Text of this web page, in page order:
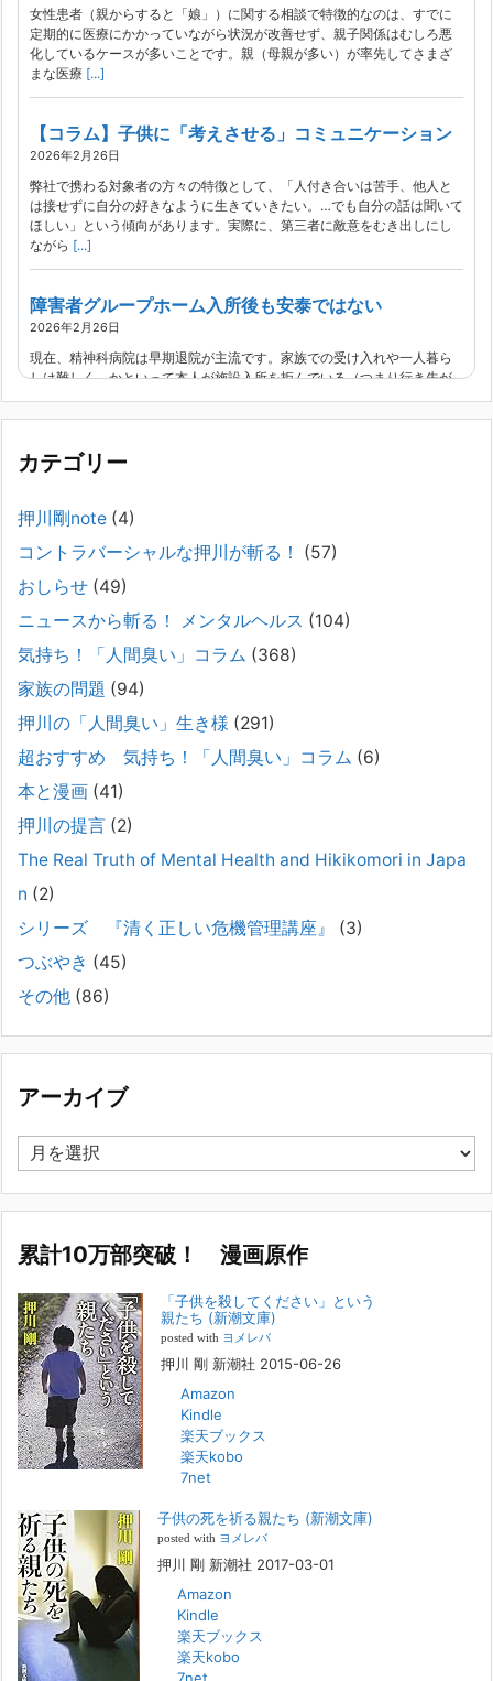
女性患者（親からすると「娘」）に関する相談で特徴的なのは、すでに
定期的に医療にかかっていながら状況が改善せず、親子関係はむしろ悪
化しているケースが多いことです。親（母親が多い）が率先してさまざ
まな医療 [...]
【コラム】子供に「考えさせる」コミュニケーション
2026年2月26日
弊社で携わる対象者の方々の特徴として、「人付き合いは苦手、他人と
は接せずに自分の好きなように生きていきたい。…でも自分の話は聞いて
ほしい」という傾向があります。実際に、第三者に敵意をむき出しにし
ながら [...]
障害者グループホーム入所後も安泰ではない
2026年2月26日
現在、精神科病院は早期退院が主流です。家族での受け入れや一人暮ら
しは難しく、かといって本人が施設入所を拒んでいる（つまり行き先が
見つかっていない）ような場合でも、病院から退院を急かされ、家族が
困ってし[...]
精神科から「退院できます」と言われた家族へ──退院
後の安全設計
2026年2月21日
通常価格 2,980円 → 今だけ 1,480円（50％OFF）こちらのnoteは、
（株）トキワ精神保健事務所（所長：押川剛）が支援の現場で行なって
きた実務対応を、家族向けに整理しています。 続きをみ
#042 精神疾患の子どもと健全なコミュニケーション
がとれない（母娘編）。
弊社は、病識のない重篤な精神疾患を抱えるご家族からのご相談を受
け、長年にわたり精神科医療へのアクセスの仕方や問題解決に取り組ん
い場合、家[...]
#041 将来を案じる「きょうだい」必見②きょうだ
いに精神疾患が疑われる家族がいて、家族間トラブル
で困っている方へ
2025年8月11日
長年問題解決に至らない家族のパターンのうち、弊社の相談で多い事例
景・特徴続きをみる
集英社オンラインのインタビューを受けました。「漫
画といえば集英社！」というく…
2023年3月1日
集英社オンラインのインタビューを受けました。「漫画といえば集英
社！」というくらいの大御所が、「子供を殺してくださいという親た
名誉です。h[...]
若年層の子供の問題
『「子供を殺してください」という親たち』では、先月まで、10代の対
象者をテーマにした回、「ケース19 奴隷化する親たち」をお送りして
いました。こちらは、最終話をコミックバンチWebで読むことができま
す[...]
FBS福岡放送『目撃者f』出演情報
2022年2月27日
本日（日曜）深夜1時25分～FBS福岡放送『目撃者f』で、（株）トキワ
されます。「俺がつなげてやる～コワモテ“説得屋”の生き様～」続きを
[...]
人と“直接”向き合うことの価値
2022年1月14日
2022年になりました。すでに言い尽くされていることではありますが、
コロナ禍は、日々の生活や生き方そのものを考える機会となりました。
カテゴリー
押川剛note (4)
コントラバーシャルな押川が斬る！
(57)
おしらせ (49)
ニュースから斬る！ メンタルヘルス (104)
気持ち！「人間臭い」コラム (368)
家族の問題 (94)
押川の「人間臭い」生き様 (291)
超おすすめ 気持ち！「人間臭い」コラム (6)
本と漫画 (41)
押川の提言 (2)
The Real Truth of Mental Health and Hikikomori in Japa
n (2)
シリーズ 『清く正しい危機管理講座』
(3)
つぶやき (45)
その他 (86)
アーカイブ
ー
カ
ブ
累計10万部突破！ 漫画原作
「子供を殺してください」という
親たち (新潮文庫)
posted with ヨメレバ
押川 剛 新潮社 2015-06-26
Amazon
Kindle
楽天ブックス
楽天kobo
7net
子供の死を祈る親たち (新潮文庫)
posted with ヨメレバ
押川 剛 新潮社 2017-03-01
Amazon
Kindle
楽天ブックス
楽天kobo